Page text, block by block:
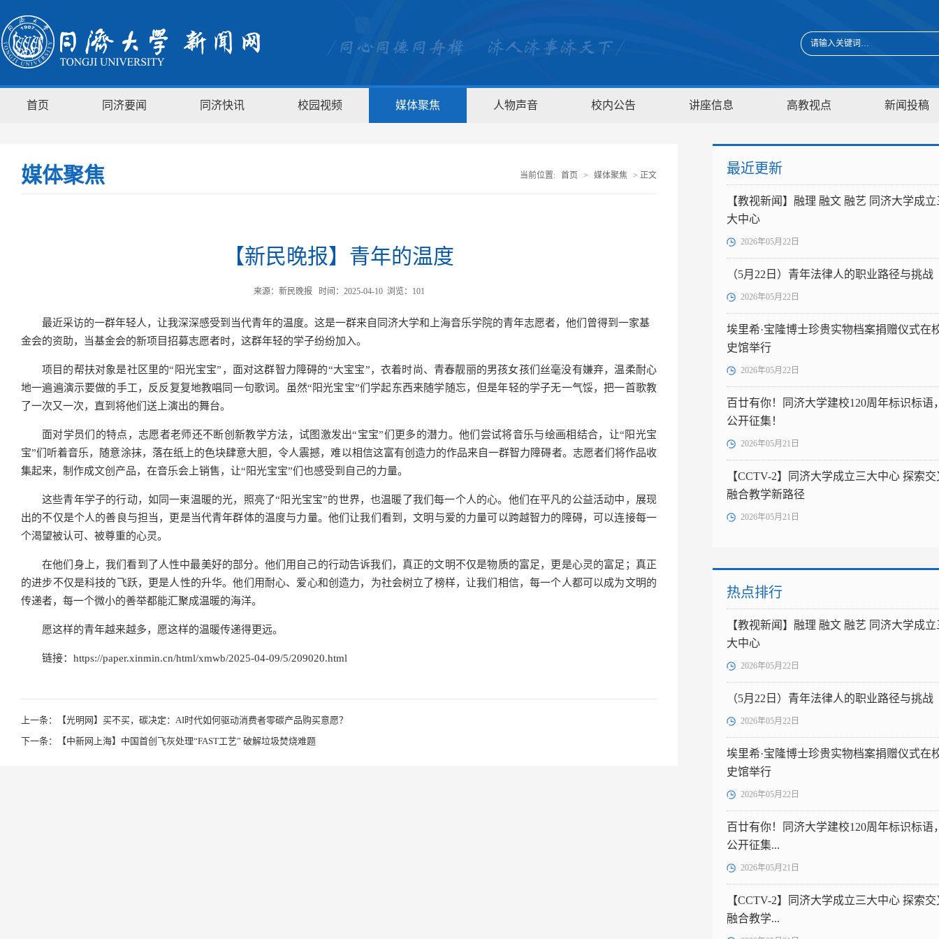
首页 同济要闻 同济快讯 校园视频 媒体聚焦 人物声音 校内公告 讲座信息 高教视点 新闻投稿
媒体聚焦 当前位置: 首页 > 媒体聚焦 > 正文
【新民晚报】青年的温度
来源：新民晚报 时间：2025-04-10 浏览： 101
最近采访的一群年轻人，让我深深感受到当代青年的温度。这是一群来自同济大学和上海音乐学院的青年志愿者，他们曾得到一家基
金会的资助，当基金会的新项目招募志愿者时，这群年轻的学子纷纷加入。
项目的帮扶对象是社区里的“阳光宝宝”，面对这群智力障碍的“大宝宝”，衣着时尚、青春靓丽的男孩女孩们丝毫没有嫌弃，温柔耐心
地一遍遍演示要做的手工，反反复复地教唱同一句歌词。虽然“阳光宝宝”们学起东西来随学随忘，但是年轻的学子无一气馁，把一首歌教
了一次又一次，直到将他们送上演出的舞台。
面对学员们的特点，志愿者老师还不断创新教学方法，试图激发出“宝宝”们更多的潜力。他们尝试将音乐与绘画相结合，让“阳光宝
宝”们听着音乐，随意涂抹，落在纸上的色块肆意大胆，令人震撼，难以相信这富有创造力的作品来自一群智力障碍者。志愿者们将作品收
集起来，制作成文创产品，在音乐会上销售，让“阳光宝宝”们也感受到自己的力量。
这些青年学子的行动，如同一束温暖的光，照亮了“阳光宝宝”的世界，也温暖了我们每一个人的心。他们在平凡的公益活动中，展现
出的不仅是个人的善良与担当，更是当代青年群体的温度与力量。他们让我们看到，文明与爱的力量可以跨越智力的障碍，可以连接每一
个渴望被认可、被尊重的心灵。
在他们身上，我们看到了人性中最美好的部分。他们用自己的行动告诉我们，真正的文明不仅是物质的富足，更是心灵的富足；真正
的进步不仅是科技的飞跃，更是人性的升华。他们用耐心、爱心和创造力，为社会树立了榜样，让我们相信，每一个人都可以成为文明的
传递者，每一个微小的善举都能汇聚成温暖的海洋。
愿这样的青年越来越多，愿这样的温暖传递得更远。
链接： https://paper.xinmin.cn/html/xmwb/2025-04-09/5/209020.html
上一条：【光明网】买不买，碳决定：AI时代如何驱动消费者零碳产品购买意愿？
下一条：【中新网上海】中国首创飞灰处理“FAST工艺” 破解垃圾焚烧难题
最近更新
【教视新闻】融理 融文 融艺 同济大学成立
大中心
2026年05月22日
（5月22日）青年法律人的职业路径与挑战
2026年05月22日
埃里希·宝隆博士珍贵实物档案捐赠仪式在
史馆举行
2026年05月22日
百廿有你！同济大学建校120周年标识标语
公开征集！
2026年05月21日
【CCTV-2】同济大学成立三大中心 探索交
融合教学新路径
2026年05月21日
热点排行
【教视新闻】融理 融文 融艺 同济大学成立
大中心
2026年05月22日
（5月22日）青年法律人的职业路径与挑战
2026年05月22日
埃里希·宝隆博士珍贵实物档案捐赠仪式在
史馆举行
2026年05月22日
百廿有你！同济大学建校120周年标识标语
公开征集...
2026年05月21日
【CCTV-2】同济大学成立三大中心 探索交
融合教学...